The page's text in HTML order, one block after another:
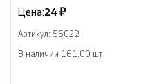
Цена:24 ₽
Артикул: 55022
В наличии 161.00 шт